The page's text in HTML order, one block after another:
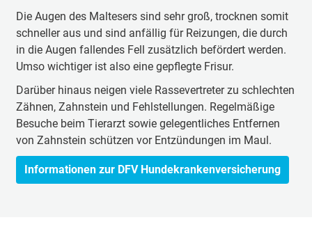
Die Augen des Maltesers sind sehr groß, trocknen somit
schneller aus und sind anfällig für Reizungen, die durch
in die Augen fallendes Fell zusätzlich befördert werden.
Umso wichtiger ist also eine gepflegte Frisur.
Darüber hinaus neigen viele Rassevertreter zu schlechten
Zähnen, Zahnstein und Fehlstellungen. Regelmäßige
Besuche beim Tierarzt sowie gelegentliches Entfernen
von Zahnstein schützen vor Entzündungen im Maul.
Informationen zur DFV Hundekrankenversicherung